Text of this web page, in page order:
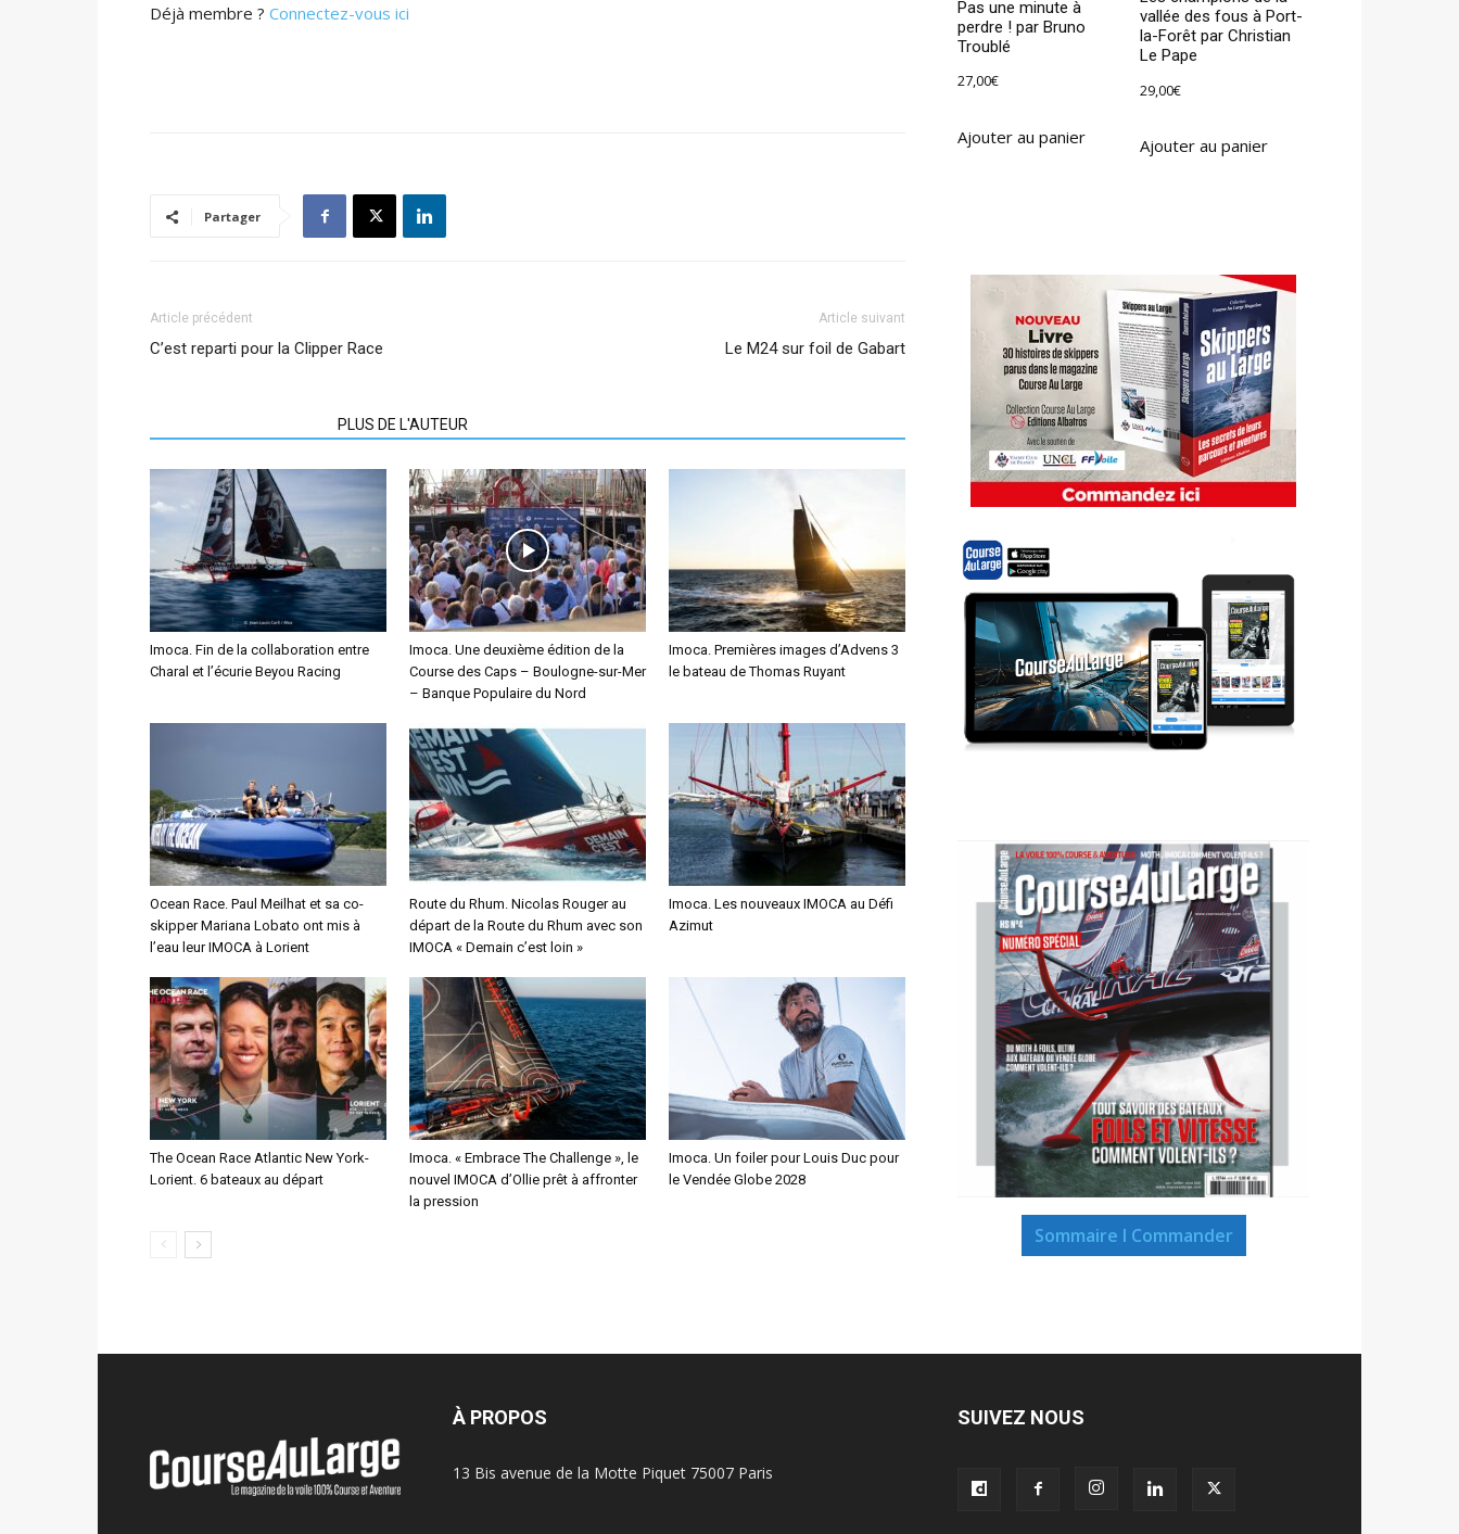
Déjà membre ? Connectez-vous ici
Partager
Article précédent
C’est reparti pour la Clipper Race
Article suivant
Le M24 sur foil de Gabart
PLUS DE L'AUTEUR
Imoca. Fin de la collaboration entre
Charal et l’écurie Beyou Racing
Imoca. Une deuxième édition de la
Course des Caps – Boulogne-sur-Mer
– Banque Populaire du Nord
Imoca. Premières images d’Advens 3
le bateau de Thomas Ruyant
Ocean Race. Paul Meilhat et sa co-
skipper Mariana Lobato ont mis à
l’eau leur IMOCA à Lorient
Route du Rhum. Nicolas Rouger au
départ de la Route du Rhum avec son
IMOCA « Demain c’est loin »
Imoca. Les nouveaux IMOCA au Défi
Azimut
The Ocean Race Atlantic New York-
Lorient. 6 bateaux au départ
Imoca. « Embrace The Challenge », le
nouvel IMOCA d’Ollie prêt à affronter
la pression
Imoca. Un foiler pour Louis Duc pour
le Vendée Globe 2028
Pas une minute à
perdre ! par Bruno
Troublé
27,00€
Ajouter au panier
vallée des fous à Port-
la-Forêt par Christian
Le Pape
29,00€
Ajouter au panier
Sommaire I Commander
À PROPOS
13 Bis avenue de la Motte Piquet 75007 Paris
SUIVEZ NOUS